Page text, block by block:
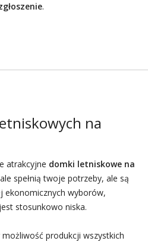
.
na
atrakcyjne domki letniskowe na
spełnią twoje potrzeby, ale są
ekonomicznych wyborów,
stosunkowo niska.
produkcji wszystkich